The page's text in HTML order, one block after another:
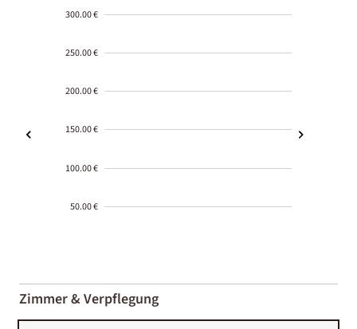
300.00 €
250.00 €
200.00 €
150.00 €
100.00 €
50.00 €
01-02
Zimmer & Verpflegung